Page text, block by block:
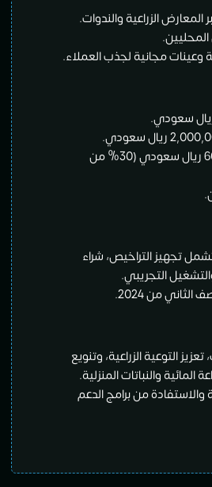
المعارض الزراعية والندوات.
مجانية لجذب العملاء.
صافي الربح: 600,000 ريال سعودي (30% من
6 أشهر تشمل تجهيز التراخيص، شراء
التجريبي.
من 2024.
التوعية الزراعية، وتنويع
المائية والنباتات المنزلية.
والاستفادة من برامج الدعم